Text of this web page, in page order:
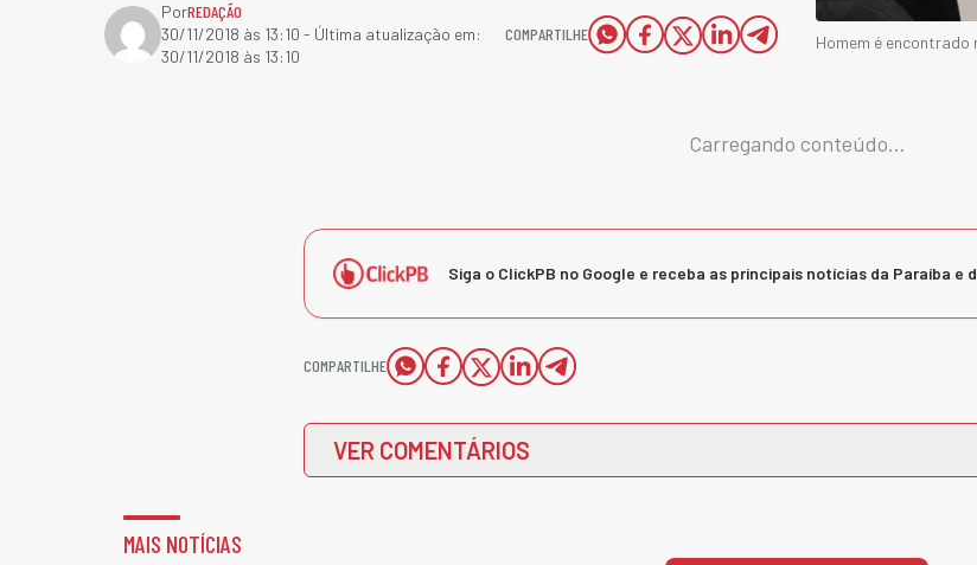
PorREDAÇÃO
30/11/2018 às 13:10 - Última atualização em:
30/11/2018 às 13:10
COMPARTILHE Homem é
Carregando conteúdo...
Siga o ClickPB no Google e receba as principais notícias da Paraíba e
COMPARTILHE
VER COMENTÁRIOS
MAIS NOTÍCIAS